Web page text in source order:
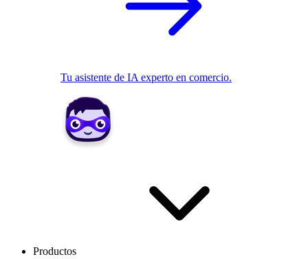
Tu asistente de IA experto en comercio.
Productos